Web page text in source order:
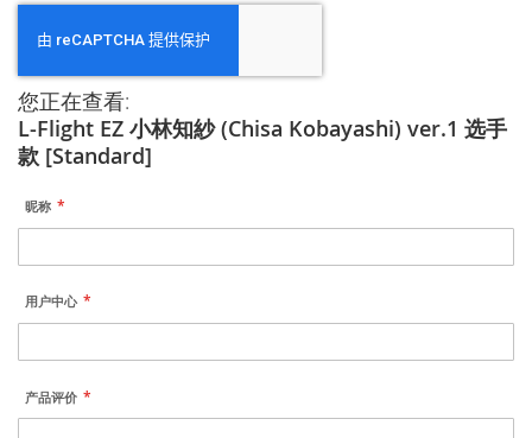
您正在查看:
L-Flight EZ 小林知紗 (Chisa Kobayashi) ver.1 选手
款 [Standard]
昵称
用户中心
产品评价